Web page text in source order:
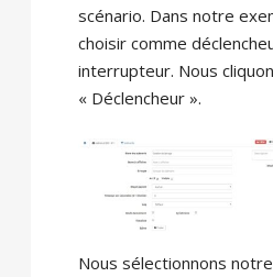
scénario. Dans notre
choisir comme
interrupteur. Nous
« Déclencheur ».
Nous sélectionnons